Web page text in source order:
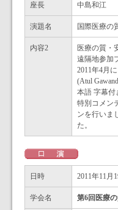
座長 中島和江
演題名 国際医療の
内容2
医療の質・
遠隔地参加
2011年4月
(Atul
本語 字幕付
特別コメン
ンを行いま
た。
日時 2011年11月
学会名 第6回医療